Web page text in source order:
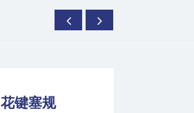
花键环规